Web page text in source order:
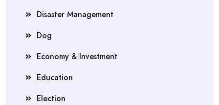
Disaster Management
Dog
Economy & Investment
Education
Election